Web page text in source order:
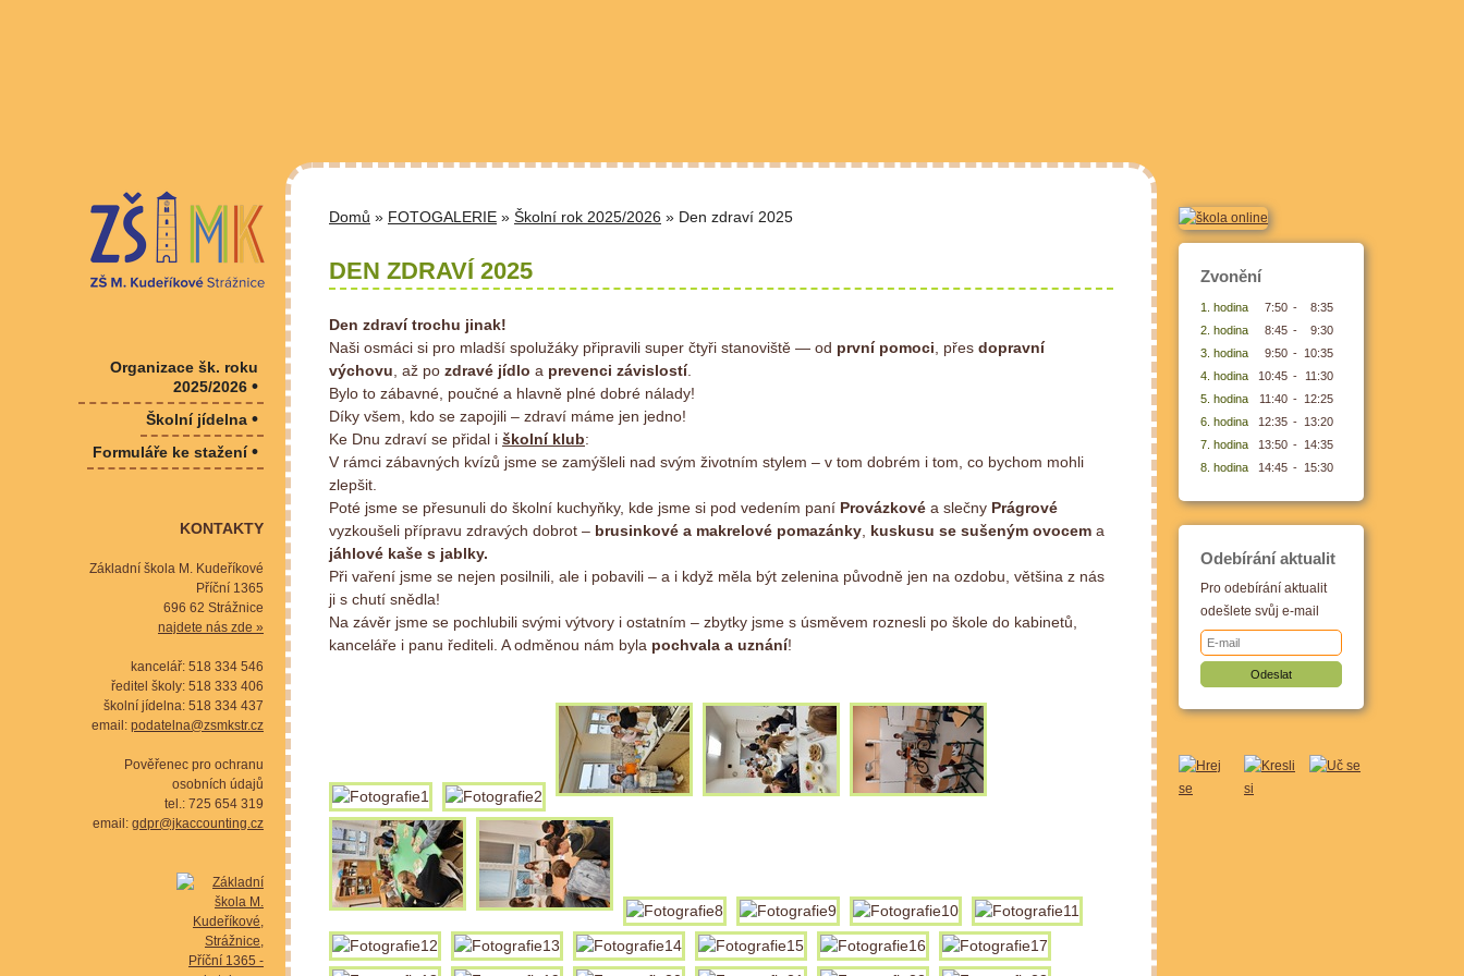
Domů » FOTOGALERIE » Školní rok 2025/2026 » Den zdraví 2025
DEN ZDRAVÍ 2025
Den zdraví trochu jinak!
Naši osmáci si pro mladší spolužáky připravili super čtyři stanoviště — od první pomoci, přes dopravní
výchovu, až po zdravé jídlo a prevenci závislostí.
Bylo to zábavné, poučné a hlavně plné dobré nálady!
Díky všem, kdo se zapojili – zdraví máme jen jedno!
Ke Dnu zdraví se přidal i školní klub:
V rámci zábavných kvízů jsme se zamýšleli nad svým životním stylem – v tom dobrém i tom, co bychom mohli
zlepšit.
Poté jsme se přesunuli do školní kuchyňky, kde jsme si pod vedením paní Provázkové a slečny Prágrové
vyzkoušeli přípravu zdravých dobrot – brusinkové a makrelové pomazánky, kuskusu se sušeným ovocem a
jáhlové kaše s jablky.
Při vaření jsme se nejen posilnili, ale i pobavili – a i když měla být zelenina původně jen na ozdobu, většina z nás
ji s chutí snědla!
Na závěr jsme se pochlubili svými výtvory i ostatním – zbytky jsme s úsměvem roznesli po škole do kabinetů,
kanceláře i panu řediteli. A odměnou nám byla pochvala a uznání!
Organizace šk. roku
2025/2026 •
Školní jídelna •
Formuláře ke stažení•
KONTAKTY
Základní škola M. Kudeříkové
Příční 1365
696 62 Strážnice
najdete nás zde »
kancelář: 518 334 546
ředitel školy: 518 333 406
školní jídelna: 518 334 437
email: podatelna@zsmkstr.cz
Pověřenec pro ochranu
osobních údajů
tel.: 725 654 319
email: gdpr@jkaccounting.cz
Zvonění
1. hodina 7:50 -
8:35
2. hodina
8:45 -
9:30
3. hodina
9:50 - 10:35
4. hodina
10:45 -
11:30
5. hodina
11:40 - 12:25
6. hodina
12:35 - 13:20
7. hodina
13:50 - 14:35
8. hodina
14:45 - 15:30
Odebírání aktualit
Pro odebírání aktualit
odešlete svůj e-mail